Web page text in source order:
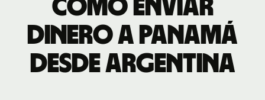
Cómo enviar
dinero a Panamá
desde Argentina